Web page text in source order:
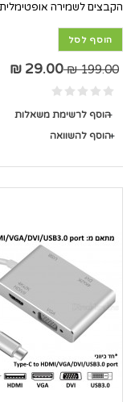
הקבצים לשמירה
הוסף לסל
199.00 ₪
29.00 ₪
הוסף לרשימת משאלות
הוסף להשוואה